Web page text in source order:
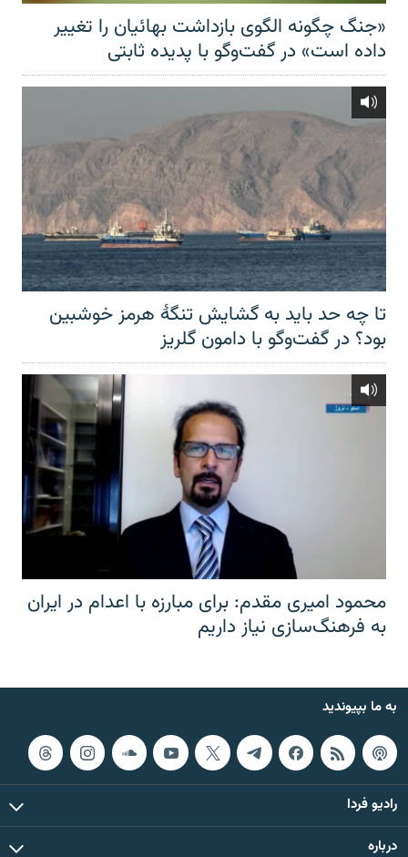
«جنگ چگونه الگوی بازداشت بهائیان را تغییر
داده است» در گفت‌وگو با پدیده ثابتی
تا چه حد باید به گشایش تنگهٔ هرمز خوشبین
بود؟ در گفت‌وگو با دامون گلریز
محمود امیری مقدم: برای مبارزه با اعدام در ایران
به فرهنگ‌سازی نیاز داریم
به ما بپیوندید
رادیو فردا
درباره